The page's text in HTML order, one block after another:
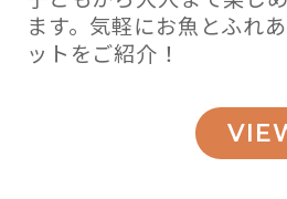
ます。気軽にお魚とふれ
ットをご紹介！